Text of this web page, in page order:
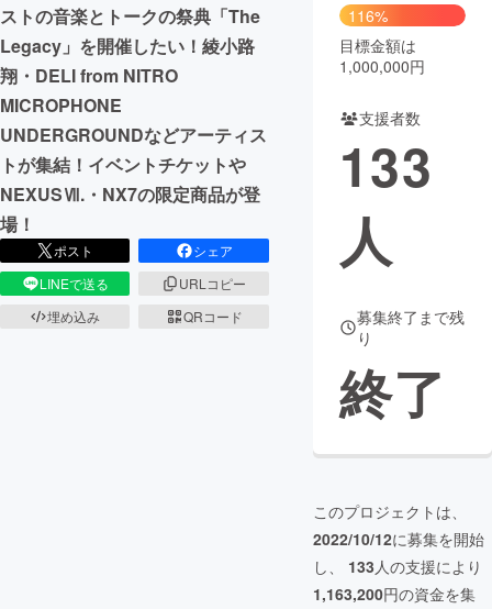
CAMPFIRE for Social Good
CAMPFIRE Creation
CAMPFIREふるさと納税
コミュニティ
ストの音楽とトークの祭典「The
Legacy」を開催したい！綾小路
翔・DELI from NITRO
MICROPHONE
UNDERGROUNDなどアーティス
トが集結！イベントチケットや
NEXUSⅦ.・NX7の限定商品が登
場！
ポスト
シェア
LINEで送る
URLコピー
埋め込み
QRコード
116%
目標金額は
1,000,000円
支援者数
133
人
募集終了まで残
り
終了
このプロジェクトは、
2022/10/12に募集を開始
し、 133人の支援により
1,163,200円の資金を集